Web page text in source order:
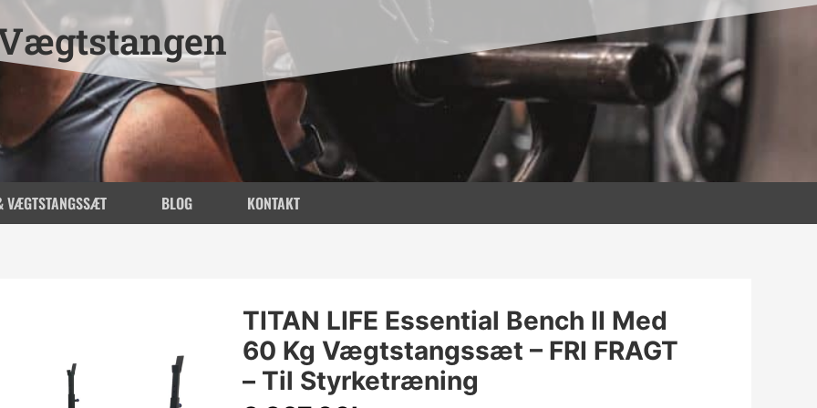
VÆGTSTANGSSÆT BLOG KONTAKT
TITAN LIFE Essential Bench II Med
60 Kg Vægtstangssæt – FRI FRAGT
– Til Styrketræning